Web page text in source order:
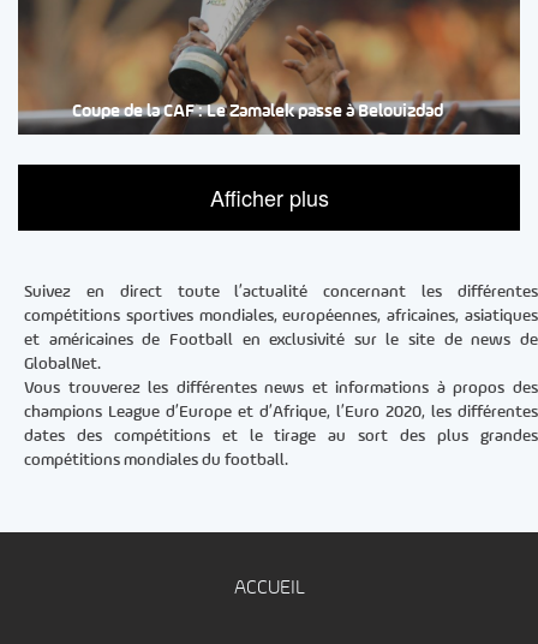
Coupe de la CAF : Le Zamalek passe à Belouizdad
Afficher plus
Suivez en direct toute l’actualité concernant les différentes
compétitions sportives mondiales, européennes, africaines, asiatiques
et américaines de Football en exclusivité sur le site de news de
GlobalNet.
Vous trouverez les différentes news et informations à propos des
champions League d’Europe et d’Afrique, l’Euro 2020, les différentes
dates des compétitions et le tirage au sort des plus grandes
compétitions mondiales du football.
ACCUEIL